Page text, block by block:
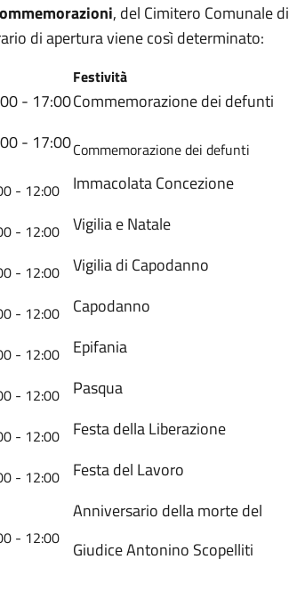
, del Cimitero Comunale di
di apertura viene così determinato:
Festività
- 17:00Commemorazione dei defunti
- 17:00Commemorazione dei defunti
- 12:00
Immacolata Concezione
- 12:00
Vigilia e Natale
- 12:00
Vigilia di Capodanno
- 12:00
Capodanno
- 12:00
Epifania
- 12:00
Pasqua
- 12:00
Festa della Liberazione
- 12:00 Festa del Lavoro
- 12:00
Anniversario della morte del
Giudice Antonino Scopelliti